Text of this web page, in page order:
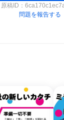
原稿ID：
問題を報告する